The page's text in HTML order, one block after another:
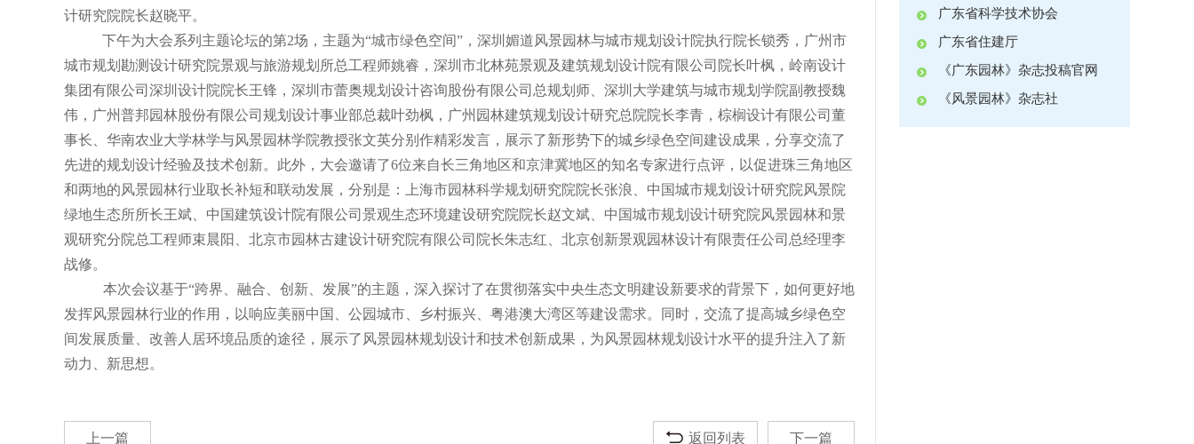
计研究院院长赵晓平。
下午为大会系列主题论坛的第2场，主题为“城市绿色空间”，深圳媚道风景园林与城市规划设计院执行院长锁秀，广州市
城市规划勘测设计研究院景观与旅游规划所总工程师姚睿，深圳市北林苑景观及建筑规划设计院有限公司院长叶枫，岭南设计
集团有限公司深圳设计院院长王锋，深圳市蕾奥规划设计咨询股份有限公司总规划师、深圳大学建筑与城市规划学院副教授魏
伟，广州普邦园林股份有限公司规划设计事业部总裁叶劲枫，广州园林建筑规划设计研究总院院长李青，棕榈设计有限公司董
事长、华南农业大学林学与风景园林学院教授张文英分别作精彩发言，展示了新形势下的城乡绿色空间建设成果，分享交流了
先进的规划设计经验及技术创新。此外，大会邀请了6位来自长三角地区和京津冀地区的知名专家进行点评，以促进珠三角地区
和两地的风景园林行业取长补短和联动发展，分别是：上海市园林科学规划研究院院长张浪、中国城市规划设计研究院风景院
绿地生态所所长王斌、中国建筑设计院有限公司景观生态环境建设研究院院长赵文斌、中国城市规划设计研究院风景园林和景
观研究分院总工程师束晨阳、北京市园林古建设计研究院有限公司院长朱志红、北京创新景观园林设计有限责任公司总经理李
战修。
本次会议基于“跨界、融合、创新、发展”的主题，深入探讨了在贯彻落实中央生态文明建设新要求的背景下，如何更好地
发挥风景园林行业的作用，以响应美丽中国、公园城市、乡村振兴、粤港澳大湾区等建设需求。同时，交流了提高城乡绿色空
间发展质量、改善人居环境品质的途径，展示了风景园林规划设计和技术创新成果，为风景园林规划设计水平的提升注入了新
动力、新思想。
上一篇 返回列表 下一篇
广东省科学技术协会
广东省住建厅
《广东园林》杂志投稿官网
《风景园林》杂志社